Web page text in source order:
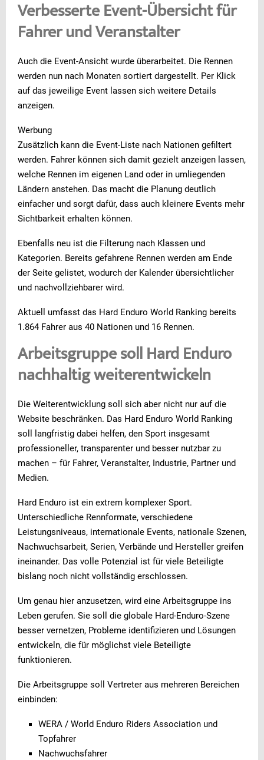
Verbesserte Event-Übersicht für
Fahrer und Veranstalter
Auch die Event-Ansicht wurde überarbeitet. Die Rennen
werden nun nach Monaten sortiert dargestellt. Per Klick
auf das jeweilige Event lassen sich weitere Details
anzeigen.
Werbung
Zusätzlich kann die Event-Liste nach Nationen gefiltert
werden. Fahrer können sich damit gezielt anzeigen lassen,
welche Rennen im eigenen Land oder in umliegenden
Ländern anstehen. Das macht die Planung deutlich
einfacher und sorgt dafür, dass auch kleinere Events mehr
Sichtbarkeit erhalten können.
Ebenfalls neu ist die Filterung nach Klassen und
Kategorien. Bereits gefahrene Rennen werden am Ende
der Seite gelistet, wodurch der Kalender übersichtlicher
und nachvollziehbarer wird.
Aktuell umfasst das Hard Enduro World Ranking bereits
1.864 Fahrer aus 40 Nationen und 16 Rennen.
Arbeitsgruppe soll Hard Enduro
nachhaltig weiterentwickeln
Die Weiterentwicklung soll sich aber nicht nur auf die
Website beschränken. Das Hard Enduro World Ranking
soll langfristig dabei helfen, den Sport insgesamt
professioneller, transparenter und besser nutzbar zu
machen – für Fahrer, Veranstalter, Industrie, Partner und
Medien.
Hard Enduro ist ein extrem komplexer Sport.
Unterschiedliche Rennformate, verschiedene
Leistungsniveaus, internationale Events, nationale Szenen,
Nachwuchsarbeit, Serien, Verbände und Hersteller greifen
ineinander. Das volle Potenzial ist für viele Beteiligte
bislang noch nicht vollständig erschlossen.
Um genau hier anzusetzen, wird eine Arbeitsgruppe ins
Leben gerufen. Sie soll die globale Hard-Enduro-Szene
besser vernetzen, Probleme identifizieren und Lösungen
entwickeln, die für möglichst viele Beteiligte
funktionieren.
Die Arbeitsgruppe soll Vertreter aus mehreren Bereichen
einbinden:
WERA / World Enduro Riders Association und
Topfahrer
Nachwuchsfahrer